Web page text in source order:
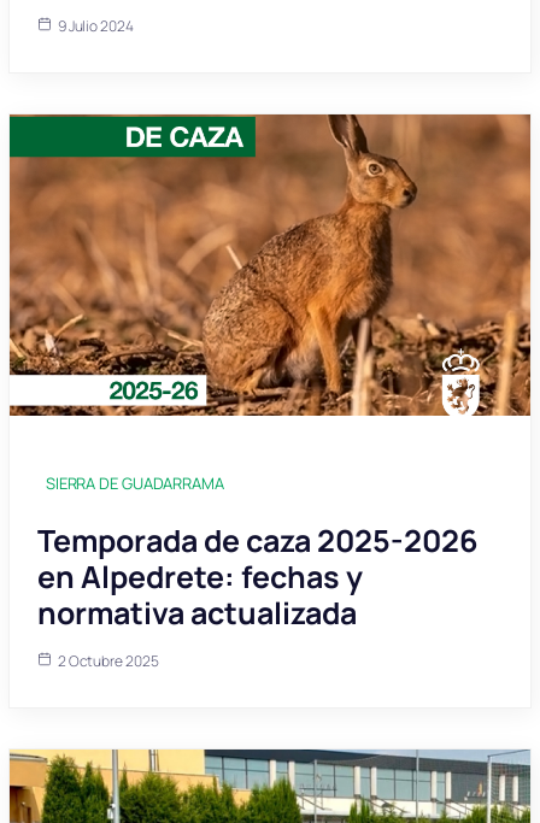
9 Julio 2024
SIERRA DE GUADARRAMA
Temporada de caza 2025-2026
en Alpedrete: fechas y
normativa actualizada
2 Octubre 2025